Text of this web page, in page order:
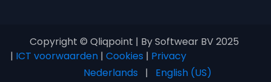
Copyright © Qliqpoint | By Softwear BV 2025
| ICT voorwaarden| Cookies | Privacy
Nederlands
|
English (US)